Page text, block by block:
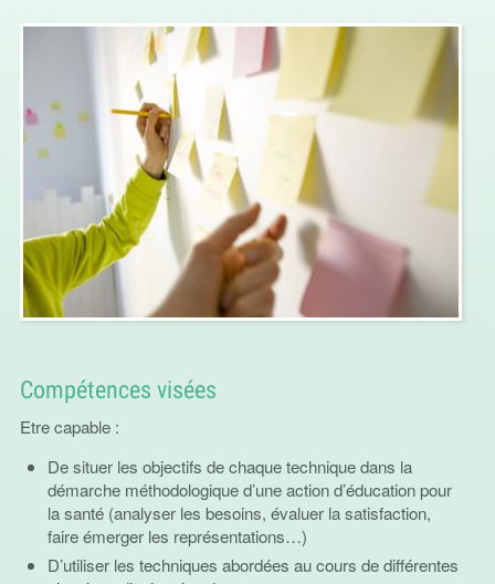
Compétences visées
Etre capable :
De situer les objectifs de chaque technique dans la
démarche méthodologique d’une action d’éducation pour
la santé (analyser les besoins, évaluer la satisfaction,
faire émerger les représentations…)
D’utiliser les techniques abordées au cours de différentes